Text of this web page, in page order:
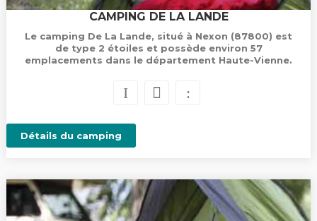
CAMPING DE LA LANDE
Le camping De La Lande, situé à Nexon (87800) est
de type 2 étoiles et possède environ 57
emplacements dans le département Haute-Vienne.
Détails du camping